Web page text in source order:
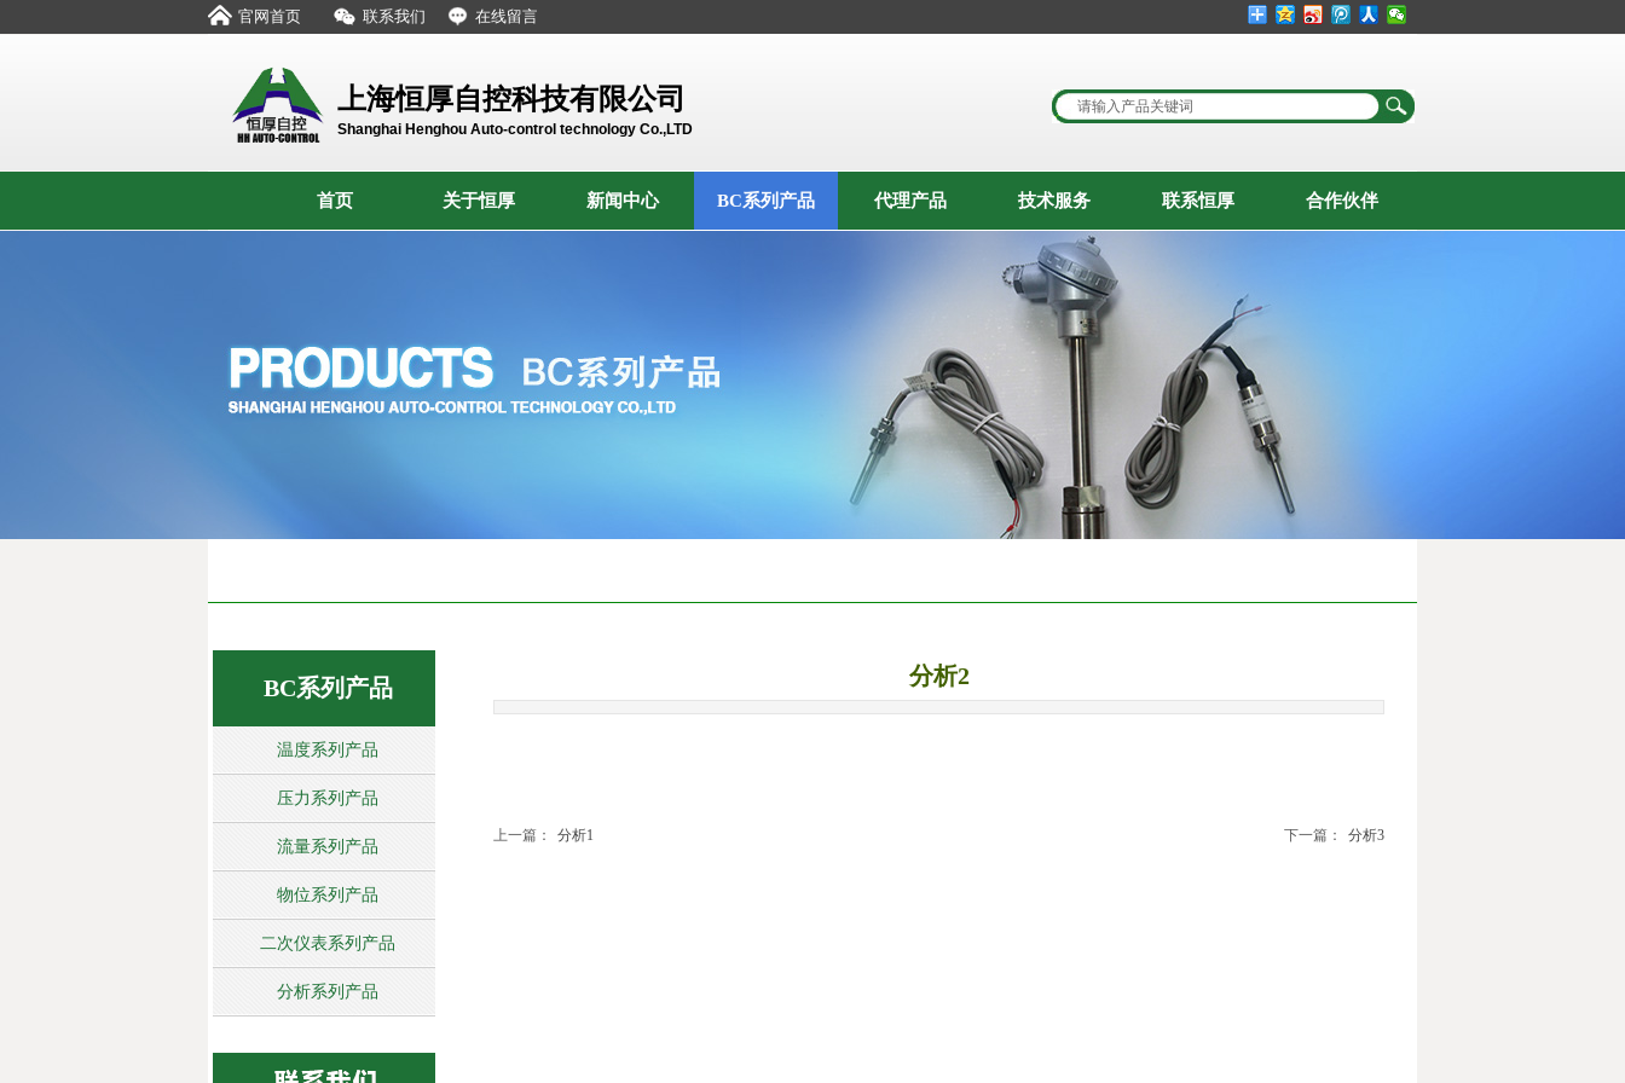
在线留言
联系我们
官网首页
上海恒厚自控科技有限公司
Shanghai Henghou Auto-control technology Co.,LTD
首页 关于恒厚 新闻中心 BC系列产品 代理产品 技术服务 联系恒厚 合作伙伴
BC系列产品 分析2
上一篇： 分析1 下一篇： 分析3
温度系列产品
压力系列产品
流量系列产品
物位系列产品
二次仪表系列产品
分析系列产品